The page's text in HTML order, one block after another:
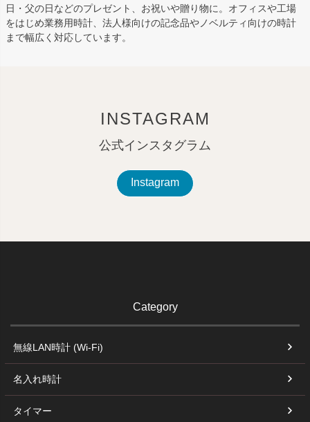
日・父の日などのプレゼント、お祝いや贈り物に。オフィスや工場
をはじめ業務用時計、法人様向けの記念品やノベルティ向けの時計
まで幅広く対応しています。
INSTAGRAM
公式インスタグラム
Instagram
Category
無線LAN時計 (Wi-Fi)
名入れ時計
タイマー